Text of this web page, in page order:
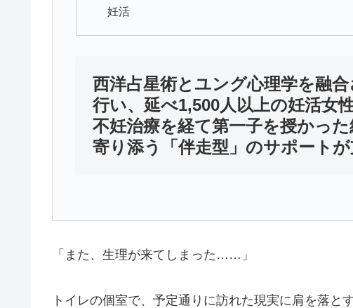
妊活
西洋占星術とユング心理学を融
行い、延べ1,500人以上の妊活女
不妊治療を経て第一子を授かっ
寄り添う「伴走型」のサポートが
「また、生理が来てしまった……」
トイレの個室で、予定通りに訪れた現実に肩を落と